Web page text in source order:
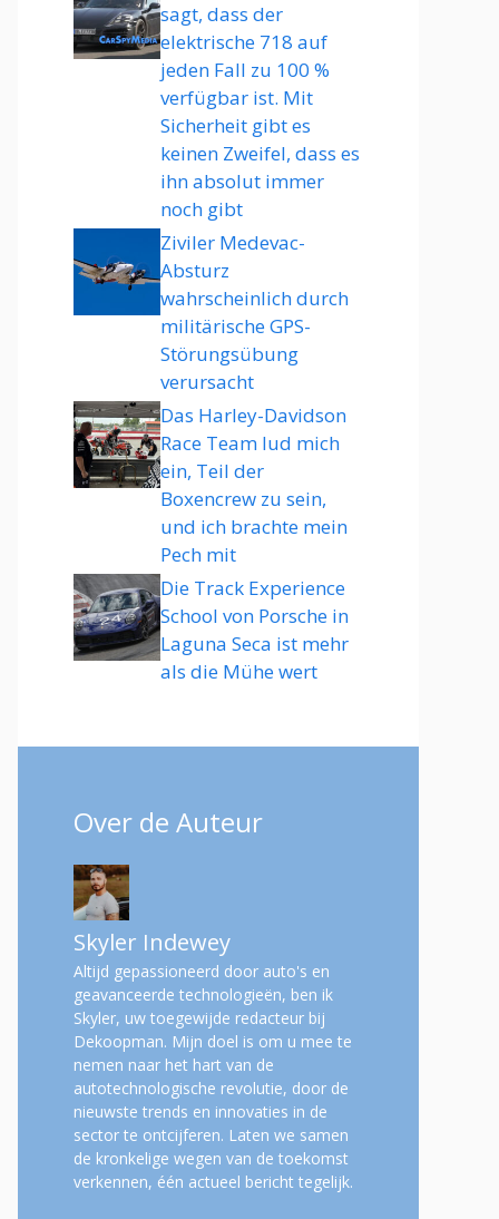
sagt, dass der
elektrische 718 auf
jeden Fall zu 100 %
verfügbar ist. Mit
Sicherheit gibt es
keinen Zweifel, dass es
ihn absolut immer
noch gibt
Ziviler Medevac-
Absturz
wahrscheinlich durch
militärische GPS-
Störungsübung
verursacht
Das Harley-Davidson
Race Team lud mich
ein, Teil der
Boxencrew zu sein,
und ich brachte mein
Pech mit
Die Track Experience
School von Porsche in
Laguna Seca ist mehr
als die Mühe wert
Over de Auteur
Skyler Indewey
Altijd gepassioneerd door auto's en
geavanceerde technologieën, ben ik
Skyler, uw toegewijde redacteur bij
Dekoopman. Mijn doel is om u mee te
nemen naar het hart van de
autotechnologische revolutie, door de
nieuwste trends en innovaties in de
sector te ontcijferen. Laten we samen
de kronkelige wegen van de toekomst
verkennen, één actueel bericht tegelijk.